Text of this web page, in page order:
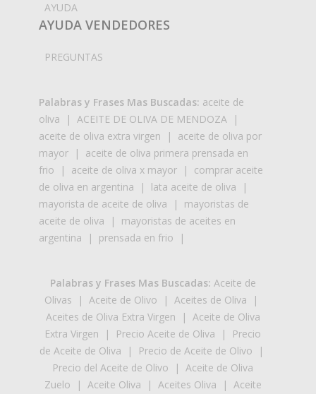
AYUDA
AYUDA VENDEDORES
PREGUNTAS
Palabras y Frases Mas Buscadas: aceite de
oliva | ACEITE DE OLIVA DE MENDOZA |
aceite de oliva extra virgen | aceite de oliva por
mayor | aceite de oliva primera prensada en
frio | aceite de oliva x mayor | comprar aceite
de oliva en argentina | lata aceite de oliva |
mayorista de aceite de oliva | mayoristas de
aceite de oliva | mayoristas de aceites en
argentina | prensada en frio |
Palabras y Frases Mas Buscadas: Aceite de
Olivas | Aceite de Olivo | Aceites de Oliva |
Aceites de Oliva Extra Virgen | Aceite de Oliva
Extra Virgen | Precio Aceite de Oliva |
Precio
de Aceite de Oliva | Precio de Aceite de Olivo |
Precio del Aceite de Olivo | Aceite de Oliva
Zuelo | Aceite Oliva | Aceites Oliva | Aceite